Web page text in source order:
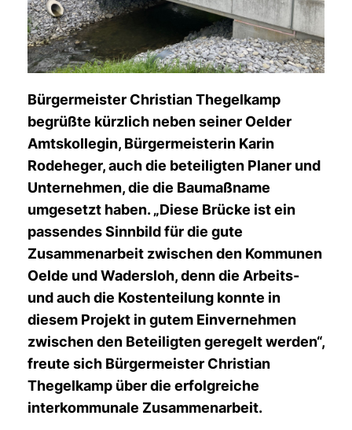
Bürgermeister Christian Thegelkamp
begrüßte kürzlich neben seiner Oelder
Amtskollegin, Bürgermeisterin Karin
Rodeheger, auch die beteiligten Planer und
Unternehmen, die die Baumaßname
umgesetzt haben. „Diese Brücke ist ein
passendes Sinnbild für die gute
Zusammenarbeit zwischen den Kommunen
Oelde und Wadersloh, denn die Arbeits-
und auch die Kostenteilung konnte in
diesem Projekt in gutem Einvernehmen
zwischen den Beteiligten geregelt werden“,
freute sich Bürgermeister Christian
Thegelkamp über die erfolgreiche
interkommunale Zusammenarbeit.